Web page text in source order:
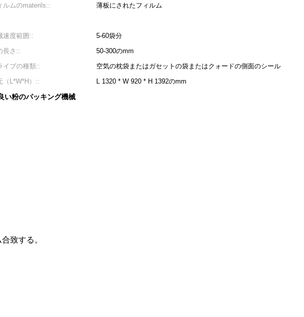
ルムのmaterils:: 薄板にされたフィルム
速度範囲::
5-60袋分
長さ::
50-300のmm
イブの種類::
空気の枕袋またはガセットの袋またはクォードの側面のシール
（L*W*H）::
L 1320 * W 920 * H 1392のmm
い粉のパッキング機械
致する。